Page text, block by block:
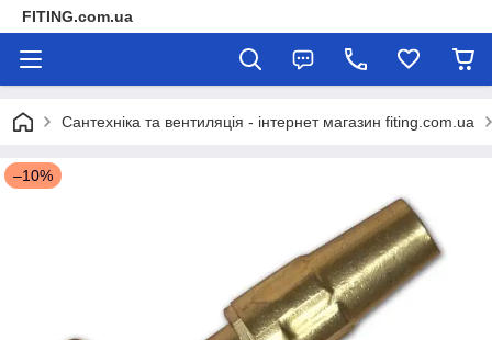
FITING.com.ua
Сантехніка та вентиляція - інтернет магазин fiting.com.ua
–10%